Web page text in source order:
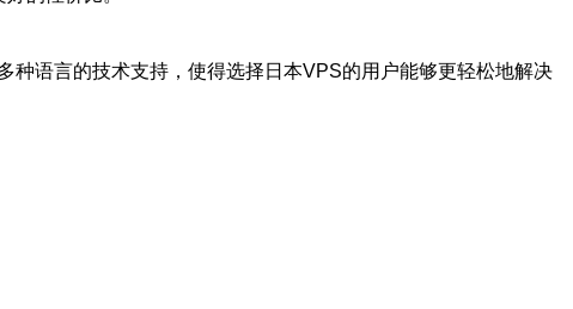
语言的技术支持，使得选择日本VPS的用户能够更轻松地解决